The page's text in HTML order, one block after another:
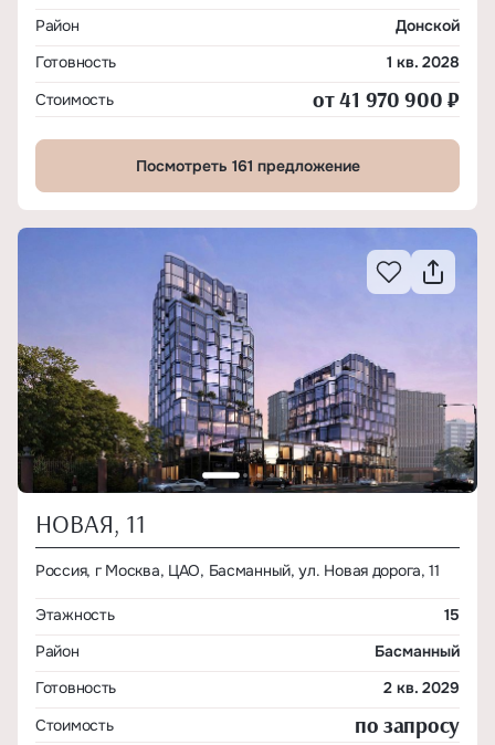
Район
Донской
Готовность
1 кв. 2028
Стоимость
от 41 970 900 ₽
Посмотреть 161 предложение
НОВАЯ, 11
Россия, г Москва, ЦАО, Басманный, ул. Новая дорога, 11
Этажность
15
Район
Басманный
Готовность
2 кв. 2029
Стоимость
по запросу